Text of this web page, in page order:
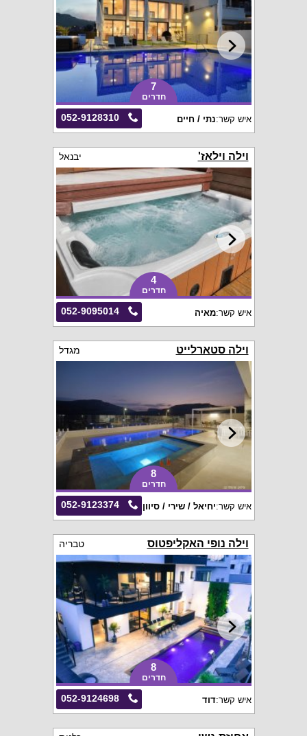
7
חדרים
052-9128310 איש קשר:נתי / חיים
וילה וילאז' יבנאל
4
חדרים
052-9095014 איש קשר:מאיה
וילה סטארלייט מגדל
8
חדרים
052-9123374 איש קשר:יחיאל / שירי / סיוון
וילה נופי האקליפטוס טבריה
8
חדרים
052-9124698 איש קשר:דוד